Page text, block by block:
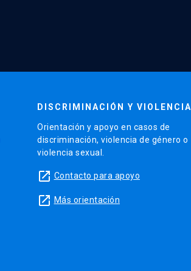
DISCRIMINACIÓN Y VIOLENCIA
Orientación y apoyo en casos de
discriminación, violencia de género o
violencia sexual.
launch Contacto para apoyo
launch Más orientación